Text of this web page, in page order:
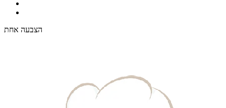
הצבעה אחת